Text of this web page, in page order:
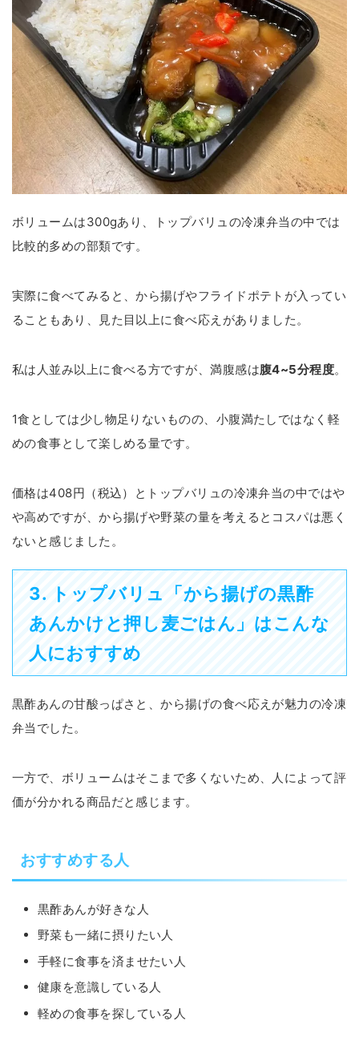
ボリュームは300gあり、トップバリュの冷凍弁当の中では
比較的多めの部類です。
実際に食べてみると、から揚げやフライドポテトが入ってい
ることもあり、見た目以上に食べ応えがありました。
私は人並み以上に食べる方ですが、満腹感は腹4~5分程度。
1食としては少し物足りないものの、小腹満たしではなく軽
めの食事として楽しめる量です。
価格は408円（税込）とトップバリュの冷凍弁当の中ではや
や高めですが、から揚げや野菜の量を考えるとコスパは悪く
ないと感じました。
3. トップバリュ「から揚げの黒酢
あんかけと押し麦ごはん」はこんな
人におすすめ
黒酢あんの甘酸っぱさと、から揚げの食べ応えが魅力の冷凍
弁当でした。
一方で、ボリュームはそこまで多くないため、人によって評
価が分かれる商品だと感じます。
おすすめする人
黒酢あんが好きな人
野菜も一緒に摂りたい人
手軽に食事を済ませたい人
健康を意識している人
軽めの食事を探している人